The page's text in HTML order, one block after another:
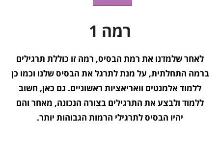
רמה 1
לאחר שלמדנו את רמת הבסיס, רמה זו כוללת תרגילים
ברמה התחלתית, על מנת לתרגל את הבסיס שלנו וכמו כן
ללמוד אלמנטים וואריאציות ראשוניים. גם כאן, חשוב
ללמוד ולבצע את התרגילים בצורה הנכונה, מאחר והם
יהיו הבסיס לתרגילי הרמות הגבוהות יותר.